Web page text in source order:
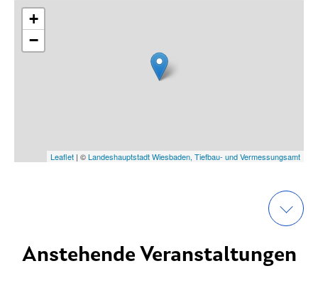
+
−
Leaflet | ©Landeshauptstadt Wiesbaden, Tiefbau- und Vermessungsamt
Anstehende Veranstaltungen